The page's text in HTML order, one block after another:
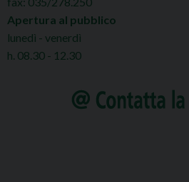
Apertura al pubblico
lunedì - venerdì
h. 08.30 - 12.30